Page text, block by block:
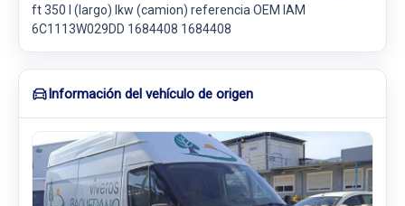
ft 350 l (largo) lkw (camion) referencia OEM IAM
6C1113W029DD 1684408 1684408
Información del vehículo de origen